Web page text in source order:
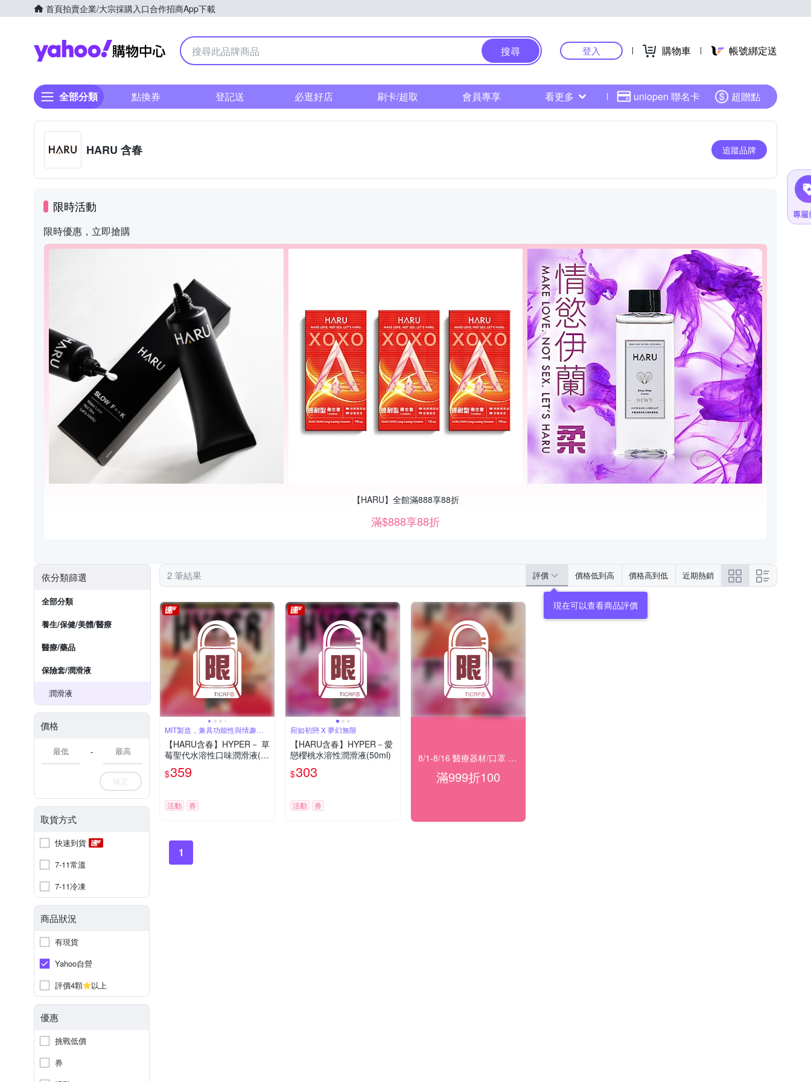
首頁拍賣企業/大宗採購入口合作招商App下載
Yahoo購物中心
搜尋 登入 購物車 帳號綁定送
全部分類 點換券 登記送 必逛好店 刷卡/超取 會員專享 看更多 uniopen 聯名卡 超贈點
HARU 含春 追蹤品牌
限時活動
限時優惠，立即搶購
【HARU】全館滿888享88折
滿$888享88折
依分類篩選
全部分類
養生/保健/美體/醫療
醫療/藥品
保險套/潤滑液
潤滑液
價格
-
確定
取貨方式
快速到貨
7-11常溫
7-11冷凍
商品狀況
有現貨
Yahoo自營
評價4顆
以上
優惠
挑戰低價
券
2 筆結果 評價 價格低到高 價格高到低 近期熱銷
現在可以查看商品評價
MIT製造，兼具功能性與情趣的
口味潤滑液
【HARU含春】HYPER－ 草
莓聖代水溶性口味潤滑液(5
0ml)
$359
活動 券
宛如初戀 X 夢幻無限
【HARU含春】HYPER－愛
戀櫻桃水溶性潤滑液(50ml)
$303
活動 券
8/1-8/16 醫療器材/口罩 指定滿999折100
滿999折100
1